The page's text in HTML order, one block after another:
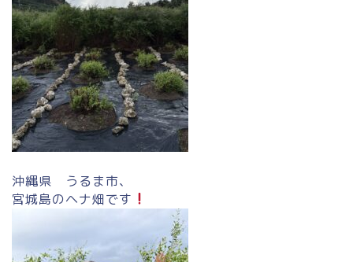
沖縄県 うるま市、
宮城島のヘナ畑です